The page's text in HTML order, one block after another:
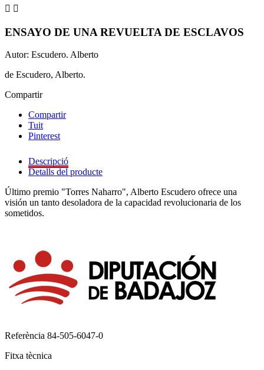
 
ENSAYO DE UNA REVUELTA DE ESCLAVOS
Autor: Escudero. Alberto
de Escudero, Alberto.
Compartir
Compartir
Tuit
Pinterest
Descripció
Detalls del producte
Último premio "Torres Naharro", Alberto Escudero ofrece una
visión un tanto desoladora de la capacidad revolucionaria de los
sometidos.
Referència 84-505-6047-0
Fitxa tècnica